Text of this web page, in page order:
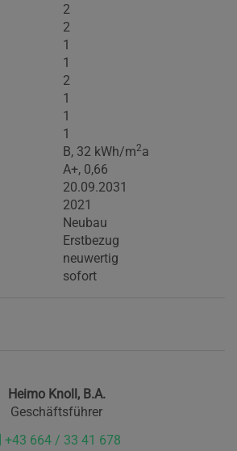
2
2
1
1
2
1
1
1
B, 32 kWh/m2a
A+, 0,66
20.09.2031
2021
Neubau
Erstbezug
neuwertig
sofort
Heimo Knoll, B.A.
Geschäftsführer
+43 664 / 33 41 678